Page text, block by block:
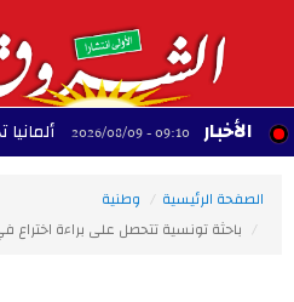
الأخبار
09:10 - 2026/08/09 ألمانيا تحذر
الصفحة الرئيسية
وطنية
باحثة تونسية تتحصل على براءة اختراع